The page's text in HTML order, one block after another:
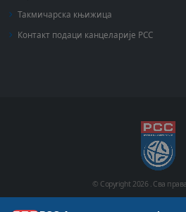
Такмичарска књижица
Контакт подаци канцеларије РСС
© Copyright2026 . Сва